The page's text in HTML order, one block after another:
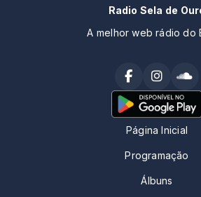
Radio Sela de
A melhor web rádio do
Página Inicial
Programação
Álbuns